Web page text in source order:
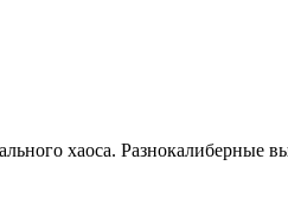
хаоса. Разнокалиберные